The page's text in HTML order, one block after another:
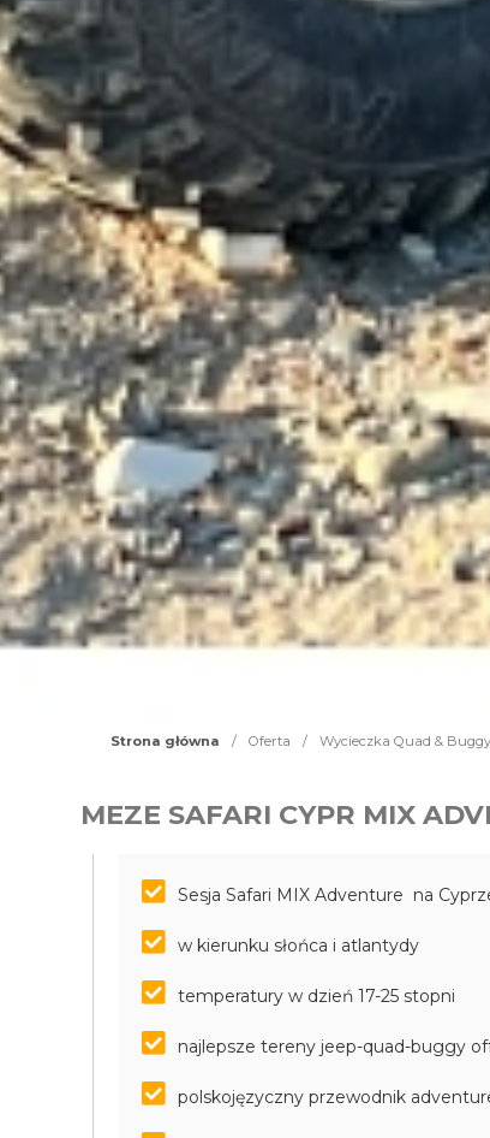
Strona główna / Oferta / Wycieczka Quad &
MEZE SAFARI CYPR MIX
Sesja Safari MIX Adventure na
w kierunku słońca i atlantydy
temperatury w dzień 17-25 stopni
najlepsze tereny jeep-quad-buggy
polskojęzyczny przewodnik